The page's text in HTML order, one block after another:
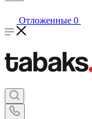
Отложенные 0